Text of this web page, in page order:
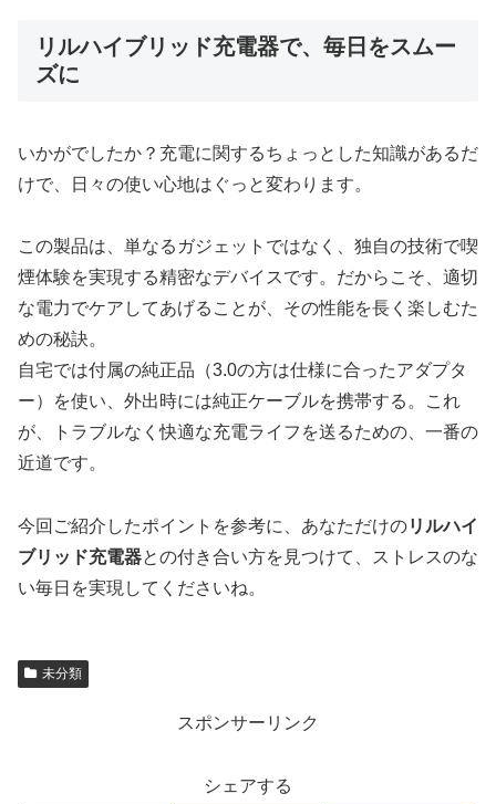
リルハイブリッド充電器で、毎日をスムー
ズに
いかがでしたか？充電に関するちょっとした知識があるだ
けで、日々の使い心地はぐっと変わります。
この製品は、単なるガジェットではなく、独自の技術で喫
煙体験を実現する精密なデバイスです。だからこそ、適切
な電力でケアしてあげることが、その性能を長く楽しむた
めの秘訣。
自宅では付属の純正品（3.0の方は仕様に合ったアダプタ
ー）を使い、外出時には純正ケーブルを携帯する。これ
が、トラブルなく快適な充電ライフを送るための、一番の
近道です。
今回ご紹介したポイントを参考に、あなただけのリルハイ
ブリッド充電器との付き合い方を見つけて、ストレスのな
い毎日を実現してくださいね。
未分類
スポンサーリンク
シェアする